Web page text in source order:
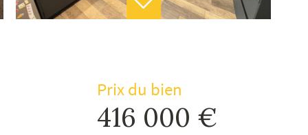
Prix du bien
416 000 €